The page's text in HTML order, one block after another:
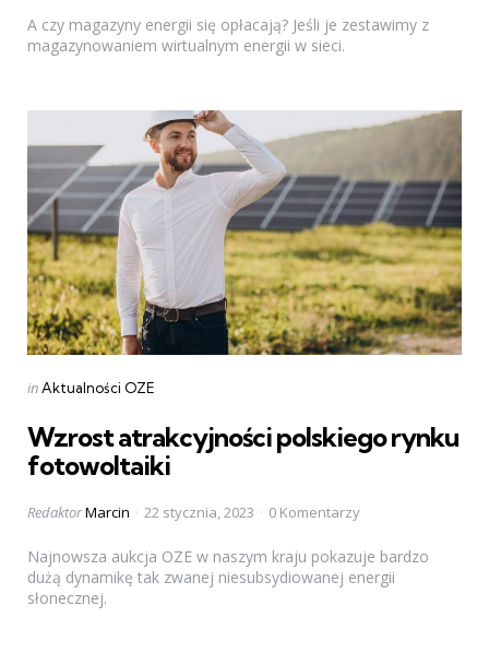
A czy magazyny energii się opłacają? Jeśli je zestawimy z
magazynowaniem wirtualnym energii w sieci.
Categories
Posted
inAktualności OZE
Wzrost atrakcyjności polskiego rynku
fotowoltaiki
Posted
RedaktorMarcin 22 stycznia, 2023 0 Komentarzy
Najnowsza aukcja OZE w naszym kraju pokazuje bardzo
dużą dynamikę tak zwanej niesubsydiowanej energii
słonecznej.